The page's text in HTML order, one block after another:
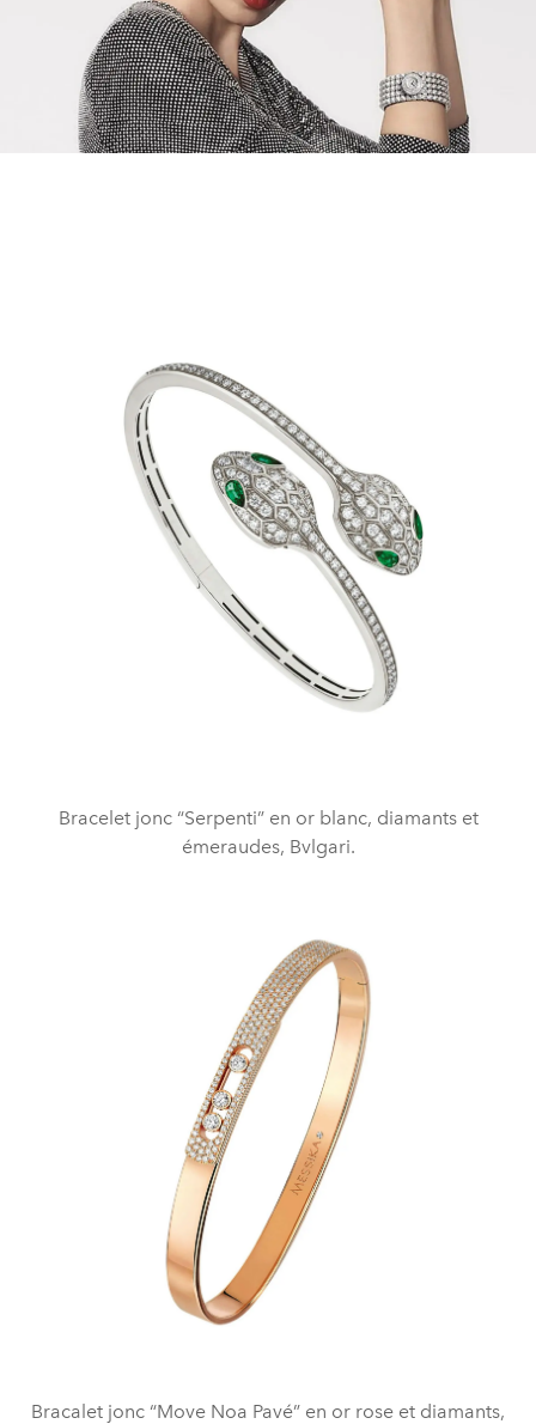
Bracelet jonc “Serpenti” en or blanc, diamants et
émeraudes, Bvlgari.
Bracalet jonc “Move Noa Pavé” en or rose et diamants,